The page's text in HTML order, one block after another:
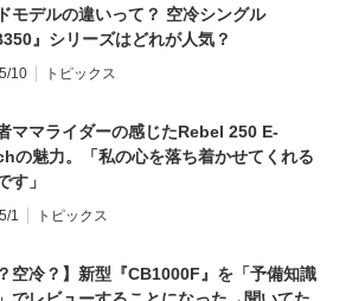
モデルの違いって？ 空冷シングル
』シリーズはどれが人気？
10 トピックス
ママライダーの感じたRebel 250 E-
の魅力。「私の心を落ち着かせてくれる
す」
1 トピックス
？空冷？】新型『CB1000F』を「予備知識